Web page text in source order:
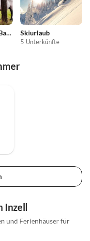
Urlaub auf dem Bauernhof Skiurlaub
5 Unterkünfte
und Ferienhäuser für